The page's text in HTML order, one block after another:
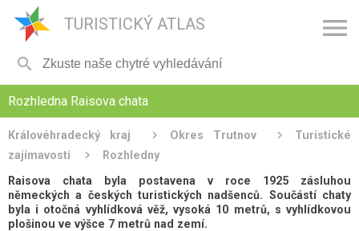
TURISTICKÝ ATLAS 

Rozhledna Raisova chata
Královéhradecký kraj Okres Trutnov
Turistické
zajímavosti
Rozhledny
Raisova chata byla postavena v roce 1925 zásluhou
německých a českých turistických nadšenců. Součástí chaty
byla i otočná vyhlídková věž, vysoká 10 metrů, s vyhlídkovou
plošinou ve výšce 7 metrů nad zemí.